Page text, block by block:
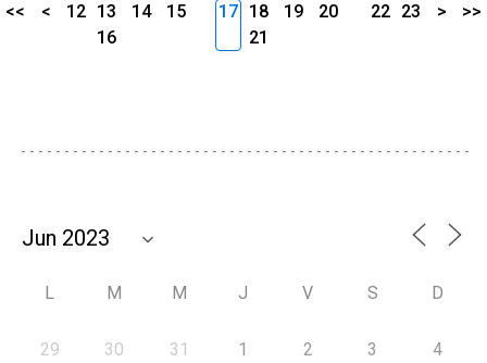
<< < 12 13 14
15
16
17 18 19
20
21
22 23 > >>
L M M J V S D
29 30 31 1 2 3 4